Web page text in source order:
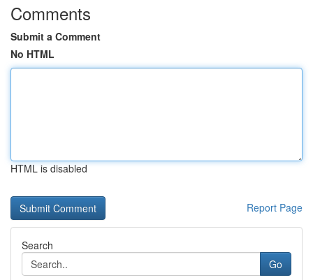
Comments
Submit a Comment
No HTML
HTML is disabled
Report Page
Search
Go